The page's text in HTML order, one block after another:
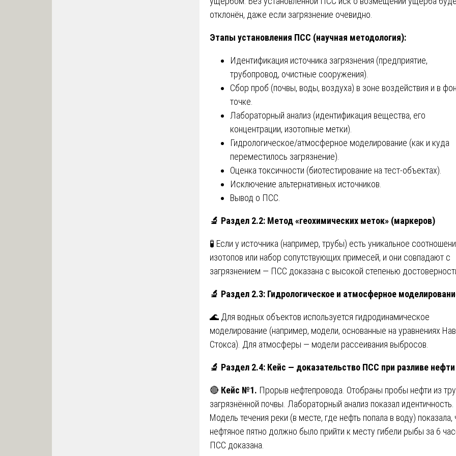
отклонён, даже если загрязнение очевидно.
Этапы установления ПСС (научная методология):
Идентификация источника загрязнения (предприятие,
трубопровод, очистные сооружения).
Сбор проб (почвы, воды, воздуха) в зоне воздействия и в
точке.
Лабораторный анализ (идентификация вещества, его
концентрации, изотопные метки).
Гидрологическое/атмосферное моделирование (как и куда
переместилось загрязнение).
Оценка токсичности (биотестирование на тест-объектах).
Исключение альтернативных источников.
Вывод о ПСС.
🔬 Раздел 2.2: Метод «геохимических меток» (маркеров)
🧪 Если у источника (например, трубы) есть уникальное
изотопов или набор сопутствующих примесей, и они совпадают с
загрязнением — ПСС доказана с высокой степенью
🔬 Раздел 2.3: Гидрологическое и атмосферное
🌊 Для водных объектов используется гидродинамическое
моделирование (например, модели, основанные на уравнениях
Стокса). Для атмосферы — модели рассеивания выбросов.
🔬 Раздел 2.4: Кейс — доказательство ПСС при разливе нефти
🔴 Кейс №1. Прорыв нефтепровода. Отобраны пробы нефти из
загрязнённой почвы. Лабораторный анализ показал идентичность.
Модель течения реки (в месте, где нефть попала в воду) показала,
нефтяное пятно должно было прийти к месту гибели рыбы за 6
ПСС доказана.